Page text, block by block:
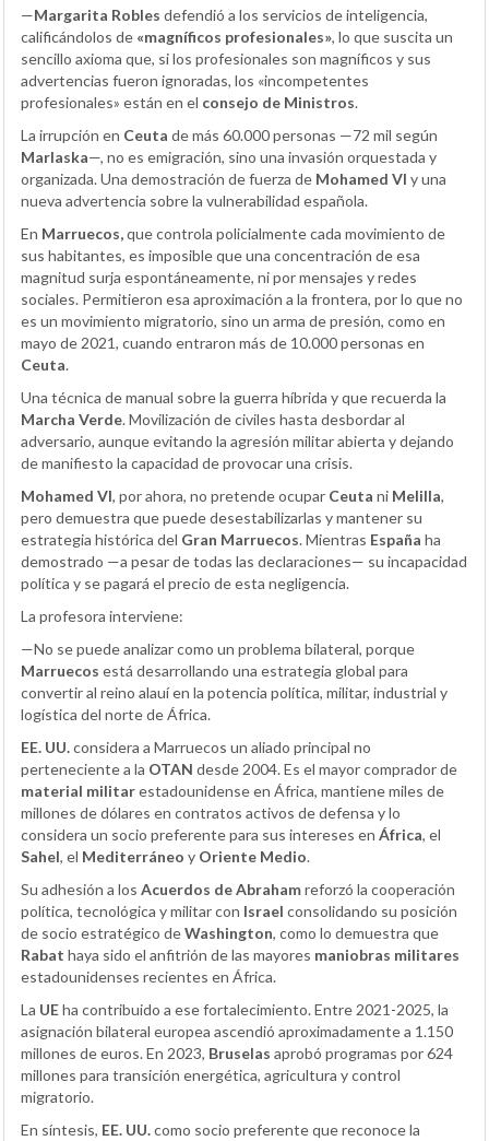
—Margarita Robles defendió a los servicios de inteligencia,
calificándolos de «magníficos profesionales», lo que suscita un
sencillo axioma que, si los profesionales son magníficos y sus
advertencias fueron ignoradas, los «incompetentes
profesionales» están en el consejo de Ministros.
La irrupción en Ceuta de más 60.000 personas —72 mil según
Marlaska—, no es emigración, sino una invasión orquestada y
organizada. Una demostración de fuerza de Mohamed VI y una
nueva advertencia sobre la vulnerabilidad española.
En Marruecos,que controla policialmente cada movimiento de
sus habitantes, es imposible que una concentración de esa
magnitud surja espontáneamente, ni por mensajes y redes
sociales. Permitieron esa aproximación a la frontera, por lo que no
es un movimiento migratorio, sino un arma de presión, como en
mayo de 2021, cuando entraron más de 10.000 personas en
Ceuta.
Una técnica de manual sobre la guerra híbrida y que recuerda la
Marcha Verde. Movilización de civiles hasta desbordar al
adversario, aunque evitando la agresión militar abierta y dejando
de manifiesto la capacidad de provocar una crisis.
Mohamed VI, por ahora, no pretende ocupar Ceuta ni Melilla,
pero demuestra que puede desestabilizarlas y mantener su
estrategia histórica del Gran Marruecos. Mientras España ha
demostrado —a pesar de todas las declaraciones— su incapacidad
política y se pagará el precio de esta negligencia.
La profesora interviene:
—No se puede analizar como un problema bilateral, porque
Marruecos está desarrollando una estrategia global para
convertir al reino alauí en la potencia política, militar, industrial y
logística del norte de África.
EE. UU.considera a Marruecos un aliado principal no
perteneciente a la OTAN desde 2004. Es el mayor comprador de
material militarestadounidense en África, mantiene miles de
millones de dólares en contratos activos de defensa y lo
considera un socio preferente para sus intereses en África, el
Sahel, el Mediterráneo y Oriente Medio.
Su adhesión a los Acuerdos de Abrahamreforzó la cooperación
política, tecnológica y militar con Israel consolidando su posición
de socio estratégico deWashington, como lo demuestra que
Rabat haya sido el anfitrión de las mayores maniobras militares
estadounidenses recientes en África.
La UEha contribuido a ese fortalecimiento. Entre 2021-2025, la
asignación bilateral europea ascendió aproximadamente a 1.150
millones de euros. En 2023, Bruselas aprobó programas por 624
millones para transición energética, agricultura y control
migratorio.
En síntesis, EE. UU.como socio preferente que reconoce la